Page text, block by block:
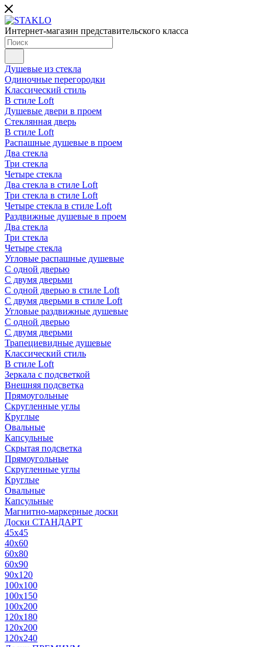
Интернет-магазин представительского класса
Душевые из стекла
Одиночные перегородки
Классический стиль
В стиле Loft
Душевые двери в проем
Стеклянная дверь
В стиле Loft
Распашные душевые в проем
Два стекла
Три стекла
Четыре стекла
Два стекла в стиле Loft
Три стекла в стиле Loft
Четыре стекла в стиле Loft
Раздвижные душевые в проем
Два стекла
Три стекла
Четыре стекла
Угловые распашные душевые
С одной дверью
С двумя дверьми
С одной дверью в стиле Loft
С двумя дверьми в стиле Loft
Угловые раздвижные душевые
С одной дверью
С двумя дверьми
Трапециевидные душевые
Классический стиль
В стиле Loft
Зеркала с подсветкой
Внешняя подсветка
Прямоугольные
Скругленные углы
Круглые
Овальные
Капсульные
Скрытая подсветка
Прямоугольные
Скругленные углы
Круглые
Овальные
Капсульные
Магнитно-маркерные доски
Доски СТАНДАРТ
45x45
40x60
60x80
60x90
90x120
100x100
100x150
100x200
120x180
120x200
120x240